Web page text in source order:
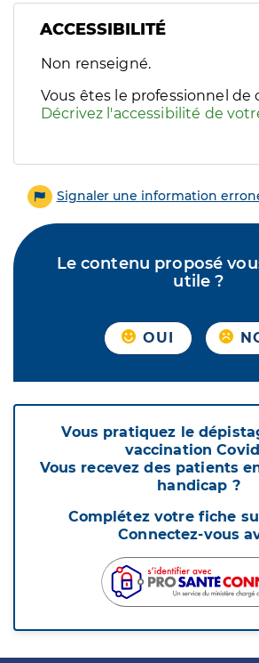
ACCESSIBILITÉ
Filtres
Sélectionnez un ou plusieurs
Non renseigné.
Vous êtes le professionnel de
Décrivez l'accessibilité de
Signaler une information
Le contenu proposé
utile ?
OUI
Vous pratiquez le
vaccination
Vous recevez des patients
handicap ?
Complétez votre fiche
Connectez-vous